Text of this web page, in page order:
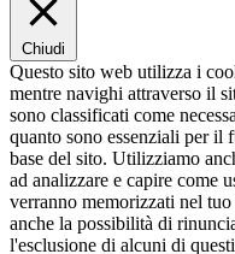
Chiudi
Questo sito web utilizza i
mentre navighi attraverso il
sono classificati come
quanto sono essenziali per il
base del sito. Utilizziamo
ad analizzare e capire come
verranno memorizzati nel
anche la possibilità di
l'esclusione di alcuni di